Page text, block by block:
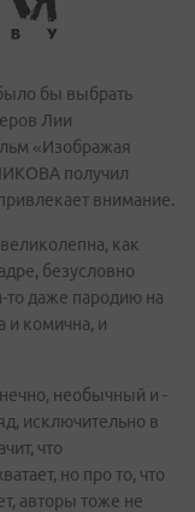
бы выбрать
Лии
«Изображая
получил
внимание.
как
безусловно
то даже пародию на
комична, и
необычный и -
исключительно в
что
но про то, что
авторы тоже не